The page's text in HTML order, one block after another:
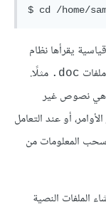
يقرأها نظام
doc.
مثلًا.
هي نصوص غير
أو عند التعامل
سحب المعلومات من
الملفات النصية